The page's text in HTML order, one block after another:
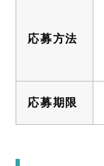
応募方法
応募期限